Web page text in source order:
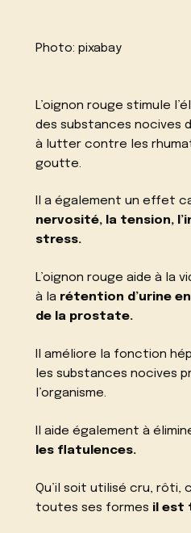
Photo:pixabay
L’oignon rouge stimule
des substances nocives
à lutter contre les
goutte.
Il a également un effet
nervosité, la tension,
stress.
L’oignon rouge aide à la
à la rétention d’urine
de la prostate.
Il améliore la fonction
les substances nocives
l’organisme.
Il aide également à
les flatulences.
Qu’il soit utilisé cru, rôti,
toutes ses formes il est